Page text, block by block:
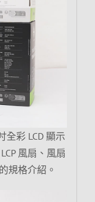
全彩 LCD 顯示
風扇、風扇
規格介紹。